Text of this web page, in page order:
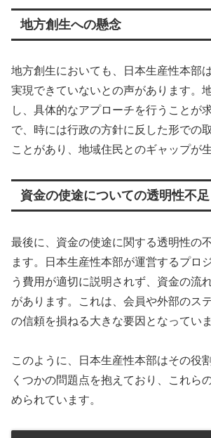
地方創生への懸念
地方創生においても、日本生産性本部
実現できていないとの声があります。
し、具体的なアプローチを行うことが
で、時には行政の方針に反した形での
ことがあり、地域住民とのギャップが
資金の使途についての透明性不足
最後に、資金の使途に関する透明性の
ます。日本生産性本部が運営するプロ
う費用が適切に説明されず、資金の流
があります。これは、会員や外部のス
の信頼を損ねる大きな要因となっていま
このように、日本生産性本部はその役
くつかの問題点を抱えており、これら
められています。